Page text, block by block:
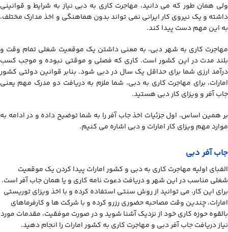
ولی همان طور که می دانید، مهاجرت کاری به دبی نیاز به شرایط و قوانینی
داشته و یک نیروی کار ایرانی نمی تواند بدون هماهنگی و اخذ مدارک مختلف،
به این مهم دست پیدا کند.
مهاجرت کاری به شهر دبی، به معنی داشتن یک موقعیت شغلی تمام وقت و
بلند مدت در این کشور است. کاری که فصلی و موقتی نبوده و موجب کسب
درآمد ارزی شما برای حداقل یک سال در دبی شود. بنابر قوانین دولتی کشور
امارات، برای مهاجرت کاری به دبی، شما ملزم به دریافت دو مدرک مهم یعنی
جاب آفر و ویزای کار دبی هستید.
بر همین اساس، اول جزئیات اخذ جاب آفر را به شما توضیح داده و در ادامه به
موارد مهم ویزای کار امارات و دبی اشاره می کنیم.
جاب آفر دبی
الفبای اولیه مهاجرت کاری به دبی و کشور امارات پیدا کردن یک موقعیت
شغلی مناسب در این شهر و دریافت دعوت نامه کاری و یا همان جاب آفر است.
برای این کار، می توانید از روش سنتی استفاده کرده و با اخذ ویزای توریستی
امارات، چندین وقت مصاحبه حضوری رزرو کرده و با شرکت ها و کارفرماهای
بالقوه حوزه کاری خود از نزدیک آشنا شوید و در صورت موفقیت، مقدمات مورد
نیاز دریافت جاب آفر دبی و مهاجرت کاری به کشور امارات را انجام دهید.